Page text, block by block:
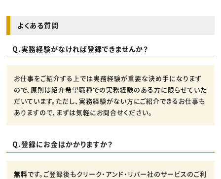
よくある質問
Q.実務経験がなければ登録できませんか？
お仕事をご紹介する上では実務経験が重要な決め手になります
ので、原則は紹介希望職種での実務経験のある方に限らせていた
だいています。ただし、実務経験がない方にご紹介できるお仕事も
ありますので、まずは気軽にお問合せください。
Q.登録にお金はかかりますか？
無料です。ご登録後もクリーク・アンド・リバー社のサービスのご利